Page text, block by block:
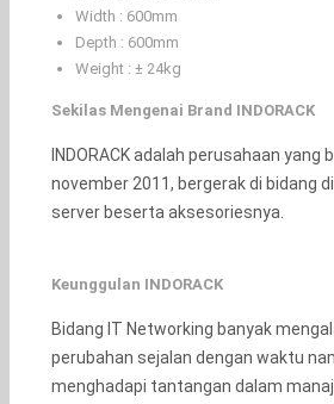
Width : 600mm
Depth : 600mm
Weight : ± 24kg
Sekilas Mengenai Brand INDORACK
INDORACK adalah perusahaan yang
november 2011, bergerak di bidang
server beserta aksesoriesnya.
Keunggulan INDORACK
Bidang IT Networking banyak
perubahan sejalan dengan waktu
menghadapi tantangan dalam